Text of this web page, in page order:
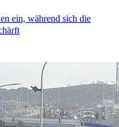
ein, während sich die